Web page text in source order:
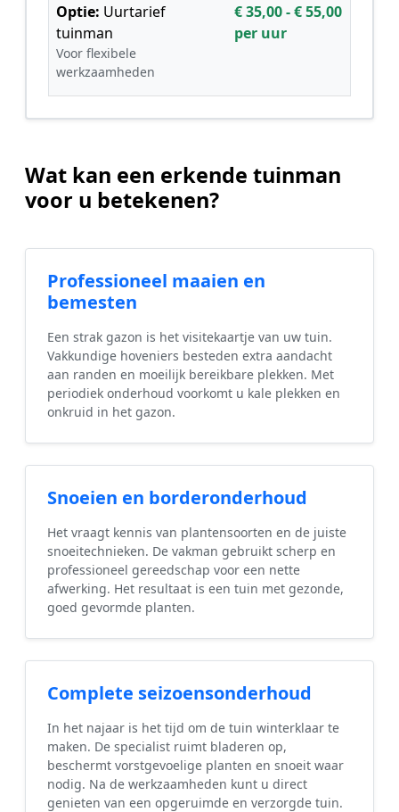
Optie: Uurtarief
tuinman
Voor flexibele
werkzaamheden
€ 35,00 - € 55,00
per uur
Wat kan een erkende tuinman
voor u betekenen?
Professioneel maaien en
bemesten
Een strak gazon is het visitekaartje van uw tuin.
Vakkundige hoveniers besteden extra aandacht
aan randen en moeilijk bereikbare plekken. Met
periodiek onderhoud voorkomt u kale plekken en
onkruid in het gazon.
Snoeien en borderonderhoud
Het vraagt kennis van plantensoorten en de juiste
snoeitechnieken. De vakman gebruikt scherp en
professioneel gereedschap voor een nette
afwerking. Het resultaat is een tuin met gezonde,
goed gevormde planten.
Complete seizoensonderhoud
In het najaar is het tijd om de tuin winterklaar te
maken. De specialist ruimt bladeren op,
beschermt vorstgevoelige planten en snoeit waar
nodig. Na de werkzaamheden kunt u direct
genieten van een opgeruimde en verzorgde tuin.